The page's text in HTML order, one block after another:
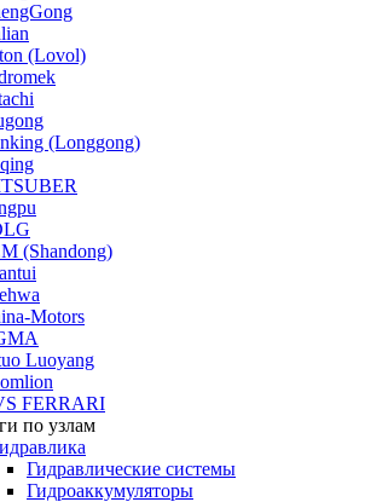
(Lovol)
(Longgong)
(Shandong)
Motors
Luoyang
FERRARI
по узлам
Гидравлические системы
Гидроаккумуляторы